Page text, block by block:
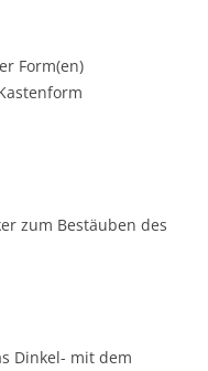
Form(en)
zum Bestäuben des
Dinkel- mit dem